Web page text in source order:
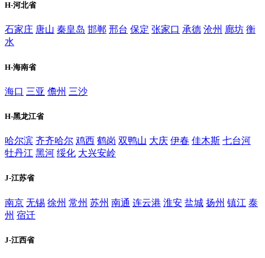
H-河北省
石家庄 唐山 秦皇岛 邯郸 邢台 保定 张家口 承德 沧州 廊坊 衡
水
H-海南省
海口 三亚 儋州 三沙
H-黑龙江省
哈尔滨 齐齐哈尔 鸡西 鹤岗 双鸭山 大庆 伊春 佳木斯 七台河
牡丹江 黑河 绥化 大兴安岭
J-江苏省
南京 无锡 徐州 常州 苏州 南通 连云港 淮安 盐城 扬州 镇江 泰
州 宿迁
J-江西省